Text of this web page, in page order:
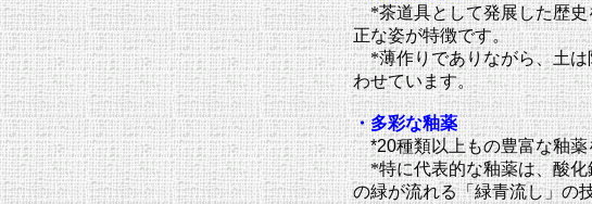
*茶道具として発展した歴史
正な姿が特徴です。
*薄作りでありながら、土は
わせています。
・多彩な釉薬
*20種類以上もの豊富な釉
*特に代表的な釉薬は、酸
の緑が流れる「緑青流し」の